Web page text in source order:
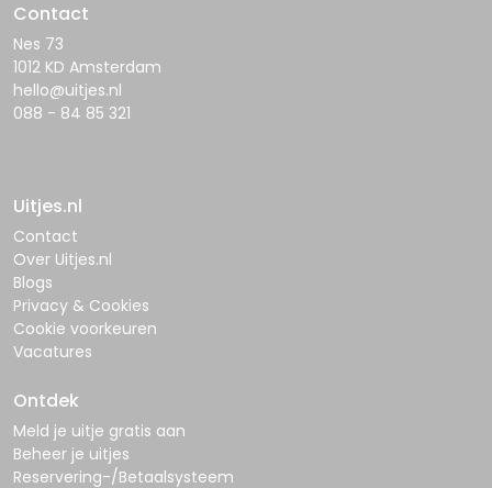
Contact
Nes 73
1012 KD Amsterdam
hello@uitjes.nl
088 - 84 85 321
Uitjes.nl
Contact
Over Uitjes.nl
Blogs
Privacy & Cookies
Cookie voorkeuren
Vacatures
Ontdek
Meld je uitje gratis aan
Beheer je uitjes
Reservering-/Betaalsysteem